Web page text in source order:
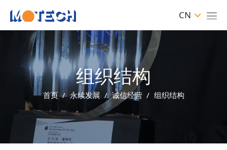
CN
组织结构
首页 永续发展 诚信经营 组织结构